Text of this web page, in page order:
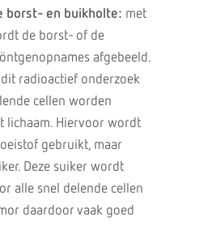
borst- en buikholte: met
de borst- of de
afgebeeld.
radioactief onderzoek
cellen worden
lichaam. Hiervoor wordt
gebruikt, maar
Deze suiker wordt
alle snel delende cellen
daardoor vaak goed